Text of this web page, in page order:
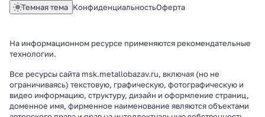
Темная тема КонфиденциальностьОферта
На информационном ресурсе применяются рекомендательные
технологии.
Все ресурсы сайта msk.metallobazav.ru, включая (но не
ограничиваясь) текстовую, графическую, фотографическую и
видео информацию, структуру, дизайн и оформление страниц,
доменное имя, фирменное наименование являются объектами